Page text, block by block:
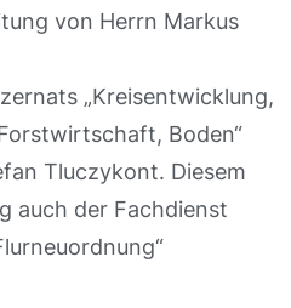
von Herrn Markus
„Kreisentwicklung,
Boden“
Tluczykont. Diesem
auch der Fachdienst